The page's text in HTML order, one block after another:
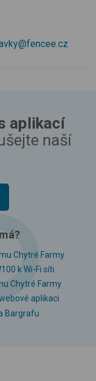
aplikací
naší
Chytré Farmy
k Wi-Fi síti
Chytré Farmy
aplikaci
Bargrafu